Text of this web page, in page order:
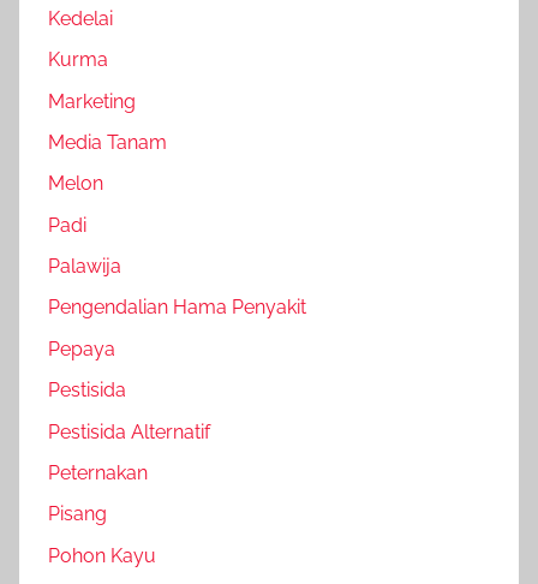
Kedelai
Kurma
Marketing
Media Tanam
Melon
Padi
Palawija
Pengendalian Hama Penyakit
Pepaya
Pestisida
Pestisida Alternatif
Peternakan
Pisang
Pohon Kayu